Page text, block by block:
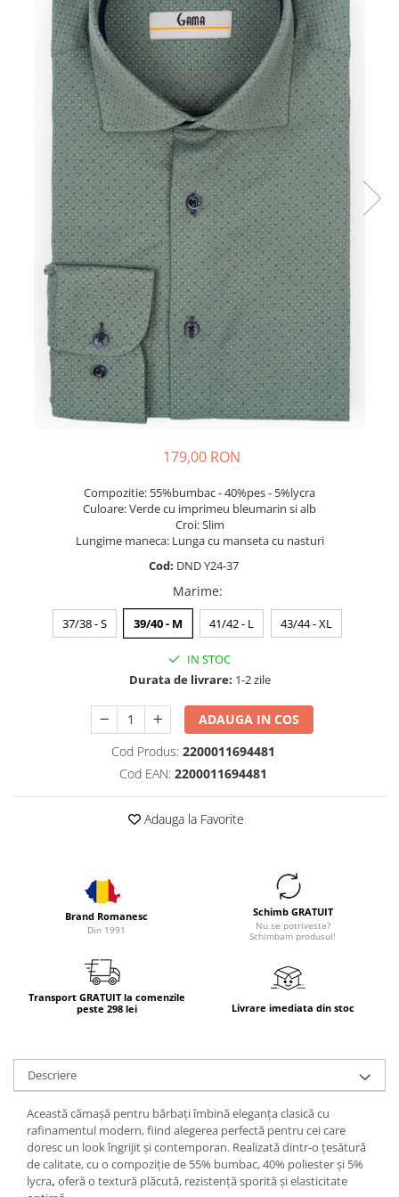
179,00 RON
Compozitie: 55%bumbac - 40%pes - 5%lycra
Culoare: Verde cu imprimeu bleumarin si alb
Croi: Slim
Lungime maneca: Lunga cu manseta cu nasturi
Cod: DND Y24-37
Marime:
37/38 - S 39/40 - M 41/42 - L 43/44 - XL
IN STOC
Durata de livrare: 1-2 zile
ADAUGA IN COS
Cod Produs: 2200011694481
Cod EAN: 2200011694481
Adauga la Favorite
Brand Romanesc
Din 1991
Schimb GRATUIT
Nu se potriveste?
Schimbam produsul!
Transport GRATUIT la comenzile
peste 298 lei
Livrare imediata din stoc
Descriere
Această cămașă pentru bărbați îmbină eleganța clasică cu
rafinamentul modern, fiind alegerea perfectă pentru cei care
doresc un look îngrijit și contemporan. Realizată dintr-o țesătură
de calitate, cu o compoziție de 55% bumbac, 40% poliester și 5%
lycra, oferă o textură plăcută, rezistență sporitășielasticitate